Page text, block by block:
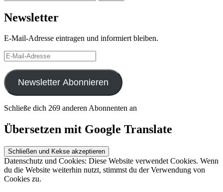
Newsletter
E-Mail-Adresse eintragen und informiert bleiben.
E-
Mail-
Adresse
Newsletter Abonnieren
Schließe dich 269 anderen Abonnenten an
Übersetzen mit Google Translate
Datenschutz und Cookies: Diese Website verwendet Cookies. Wenn
du die Website weiterhin nutzt, stimmst du der Verwendung von
Cookies zu.